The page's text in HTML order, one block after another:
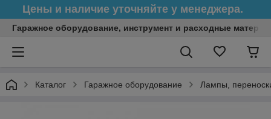
Цены и наличие уточняйте у менеджера.
Гаражное оборудование, инструмент и расходные
Каталог Гаражное оборудование Лампы,